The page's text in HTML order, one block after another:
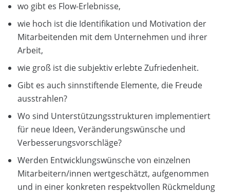
wo gibt es Flow-Erlebnisse,
wie hoch ist die Identifikation und Motivation der
Mitarbeitenden mit dem Unternehmen und ihrer
Arbeit,
wie groß ist die subjektiv erlebte Zufriedenheit.
Gibt es auch sinnstiftende Elemente, die Freude
ausstrahlen?
Wo sind Unterstützungsstrukturen implementiert
für neue Ideen, Veränderungswünsche und
Verbesserungsvorschläge?
Werden Entwicklungswünsche von einzelnen
Mitarbeitern/innen wertgeschätzt, aufgenommen
und in einer konkreten respektvollen Rückmeldung